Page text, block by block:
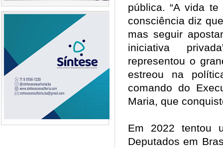
pública. “A vida
consciência diz
mas seguir
iniciativa
representou o
estreou na
comando do
Maria, que
Em 2022 tentou
Deputados em